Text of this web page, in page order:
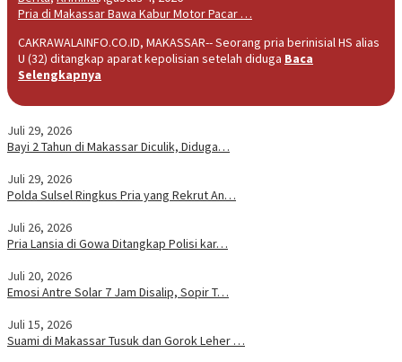
Pria di Makassar Bawa Kabur Motor Pacar …
CAKRAWALAINFO.CO.ID, MAKASSAR-- Seorang pria berinisial HS alias
U (32) ditangkap aparat kepolisian setelah diduga Baca
Selengkapnya
Juli 29, 2026
Bayi 2 Tahun di Makassar Diculik, Diduga…
Juli 29, 2026
Polda Sulsel Ringkus Pria yang Rekrut An…
Juli 26, 2026
Pria Lansia di Gowa Ditangkap Polisi kar…
Juli 20, 2026
Emosi Antre Solar 7 Jam Disalip, Sopir T…
Juli 15, 2026
Suami di Makassar Tusuk dan Gorok Leher …